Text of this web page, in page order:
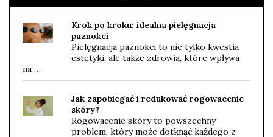
Krok po kroku: idealna pielęgnacja
paznokci
Pielęgnacja paznokci to nie tylko kwestia
estetyki, ale także zdrowia, które wpływa
na …
Jak zapobiegać i redukować rogowacenie
skóry?
Rogowacenie skóry to powszechny
problem, który może dotknąć każdego z